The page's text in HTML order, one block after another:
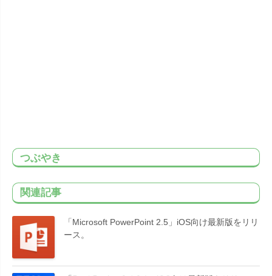
つぶやき
関連記事
「Microsoft PowerPoint 2.5」iOS向け最新版をリリ
ース。